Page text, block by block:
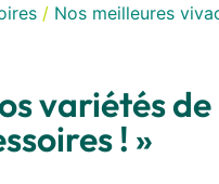
/ Nos meilleures
variétés de
! »